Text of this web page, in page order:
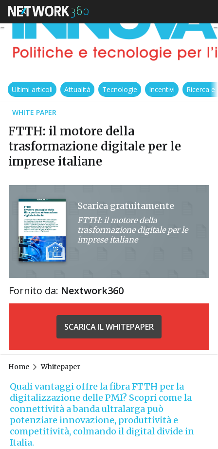
Ultimi articoli Attualità Tecnologie Incentivi Ricerca
WHITE PAPER
FTTH: il motore della
trasformazione digitale per le
imprese italiane
Scarica gratuitamente
FTTH: il motore della
trasformazione digitale per le
imprese italiane
Fornito da: Nextwork360
SCARICA IL WHITEPAPER
Home Whitepaper
Quali vantaggi offre la fibra FTTH per la
digitalizzazione delle PMI? Scopri come la
connettività a banda ultralarga può
potenziare innovazione, produttività e
competitività, colmando il digital divide in
Italia.